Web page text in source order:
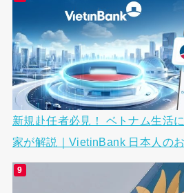
新規赴任者必見！ ベトナム生活
家が解説｜VietinBank 日本人の